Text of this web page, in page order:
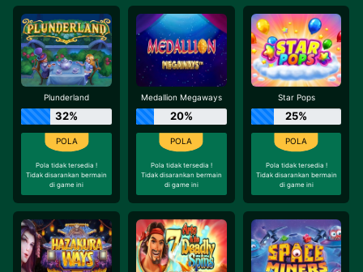
Plunderland
32%
Pola tidak tersedia !
Tidak disarankan bermain
di game ini
Medallion Megaways
20%
Pola tidak tersedia !
Tidak disarankan bermain
di game ini
Star Pops
25%
Pola tidak tersedia !
Tidak disarankan bermain
di game ini